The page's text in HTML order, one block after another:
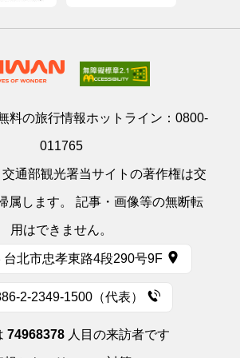
料の旅行情報ホットライン： 0800-
011765
通部観光署当サイトの著作権は交
属します。 記事・画像等の無断転
用はできません。
台北市忠孝東路4段290号9F
2-2349-1500（代表）
74968378 人目の来訪者です